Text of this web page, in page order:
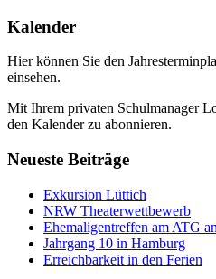
Kalender
Hier können Sie den
einsehen.
Mit Ihrem privaten Schulmanager
den Kalender zu abonnieren.
Neueste Beiträge
Exkursion Lüttich
NRW Theaterwettbewerb
Ehemaligentreffen am ATG
Jahrgang 10 in Hamburg
Erreichbarkeit in den Ferien